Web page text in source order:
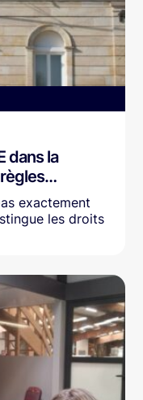
dans la
exactement
les droits